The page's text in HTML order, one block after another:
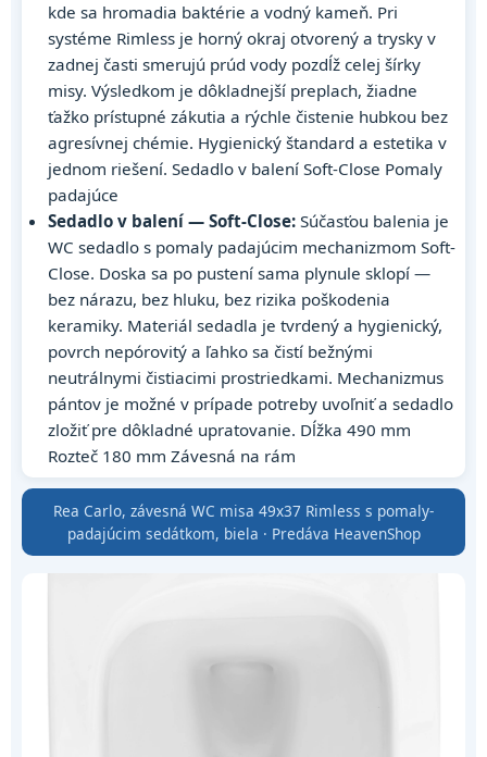
kde sa hromadia baktérie a vodný kameň. Pri
systéme Rimless je horný okraj otvorený a trysky v
zadnej časti smerujú prúd vody pozdĺž celej šírky
misy. Výsledkom je dôkladnejší preplach, žiadne
ťažko prístupné zákutia a rýchle čistenie hubkou bez
agresívnej chémie. Hygienický štandard a estetika v
jednom riešení. Sedadlo v balení Soft-Close Pomaly
padajúce
Sedadlo v balení — Soft-Close: Súčasťou balenia je
WC sedadlo s pomaly padajúcim mechanizmom Soft-
Close. Doska sa po pustení sama plynule sklopí —
bez nárazu, bez hluku, bez rizika poškodenia
keramiky. Materiál sedadla je tvrdený a hygienický,
povrch nepórovitý a ľahko sa čistí bežnými
neutrálnymi čistiacimi prostriedkami. Mechanizmus
pántov je možné v prípade potreby uvoľniť a sedadlo
zložiť pre dôkladné upratovanie. Dĺžka 490 mm
Rozteč 180 mm Závesná na rám
Rea Carlo, závesná WC misa 49x37 Rimless s pomaly-
padajúcim sedátkom, biela · Predáva HeavenShop